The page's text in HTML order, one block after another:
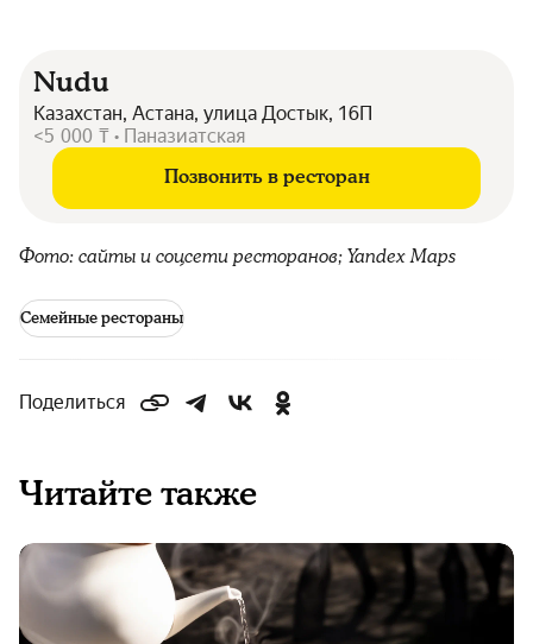
Nudu
Казахстан, Астана, улица Достык, 16П
<5 000 ₸ • Паназиатская
Позвонить в ресторан
Фото: сайты и соцсети ресторанов; Yandex Maps
Семейные рестораны
Поделиться
Читайте также